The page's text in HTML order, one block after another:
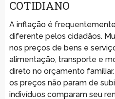
COTIDIANO
A inflação é
diferente pelos cidadãos.
nos preços de bens e
alimentação, transporte e
direto no orçamento
os preços não param de
indivíduos comparam seu